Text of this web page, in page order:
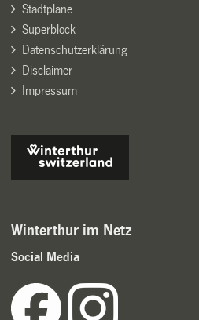
Stadtpläne
Superblock
Datenschutzerklärung
Disclaimer
Impressum
Winterthur im Netz
Social Media